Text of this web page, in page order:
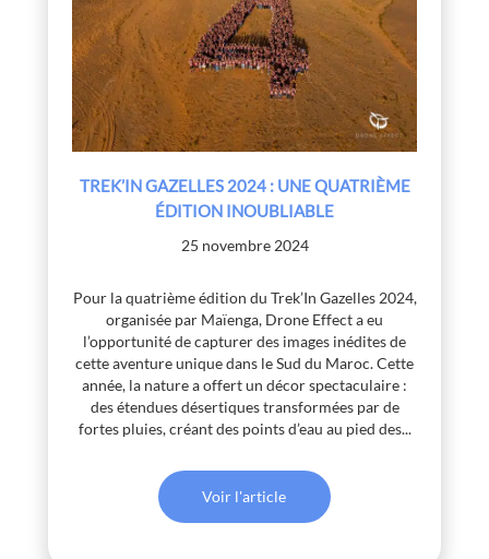
TREK’IN GAZELLES 2024 : UNE QUATRIÈME
ÉDITION INOUBLIABLE
25 novembre 2024
Pour la quatrième édition du Trek’In Gazelles 2024,
organisée par Maïenga, Drone Effect a eu
l’opportunité de capturer des images inédites de
cette aventure unique dans le Sud du Maroc. Cette
année, la nature a offert un décor spectaculaire :
des étendues désertiques transformées par de
fortes pluies, créant des points d’eau au pied des...
Voir l'article